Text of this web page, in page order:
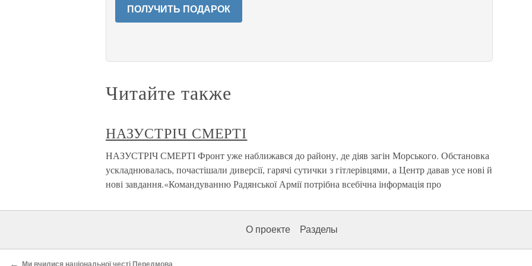
ПОЛУЧИТЬ ПОДАРОК
Читайте также
НАЗУСТРІЧ СМЕРТІ
НАЗУСТРІЧ СМЕРТІ Фронт уже наближався до району, де діяв загін Морського. Обстановка
ускладнювалась, почастішали диверсії, гарячі сутички з гітлерівцями, а Центр давав усе нові й
нові завдання.«Командуванню Радянської Армії потрібна всебічна інформація про
О проекте Разделы
← Ми вчилися національної честі Передмова